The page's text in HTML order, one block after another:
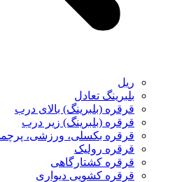
ریل
بلبرینگ تعادل
قرقره (بلبرینگ) بالای درب
قرقره (بلبرینگ) زیر درب
قرقره بکسلی، ورزشی،
قرقره رولیک
قرقره کشتارگاهی
قرقره کشویی دیواری